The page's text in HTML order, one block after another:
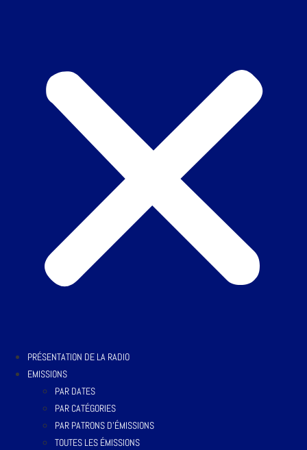
PRÉSENTATION DE LA RADIO
EMISSIONS
PAR DATES
PAR CATÉGORIES
PAR PATRONS D’ÉMISSIONS
TOUTES LES ÉMISSIONS